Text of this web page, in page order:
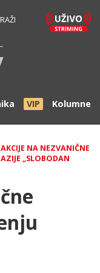
VIP Kolumne
NA NEZVANIČNE
„SLOBODAN